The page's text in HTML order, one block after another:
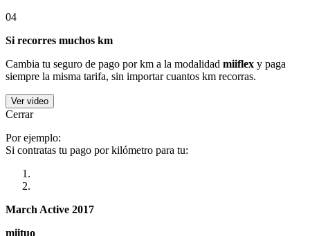
04
Si recorres muchos km
Cambia tu seguro de pago por km a la modalidad miiflex y paga
siempre la misma tarifa, sin importar cuantos km recorras.
Ver video
Cerrar
Por ejemplo:
Si contratas tu pago por kilómetro para tu:
March Active 2017
miituo